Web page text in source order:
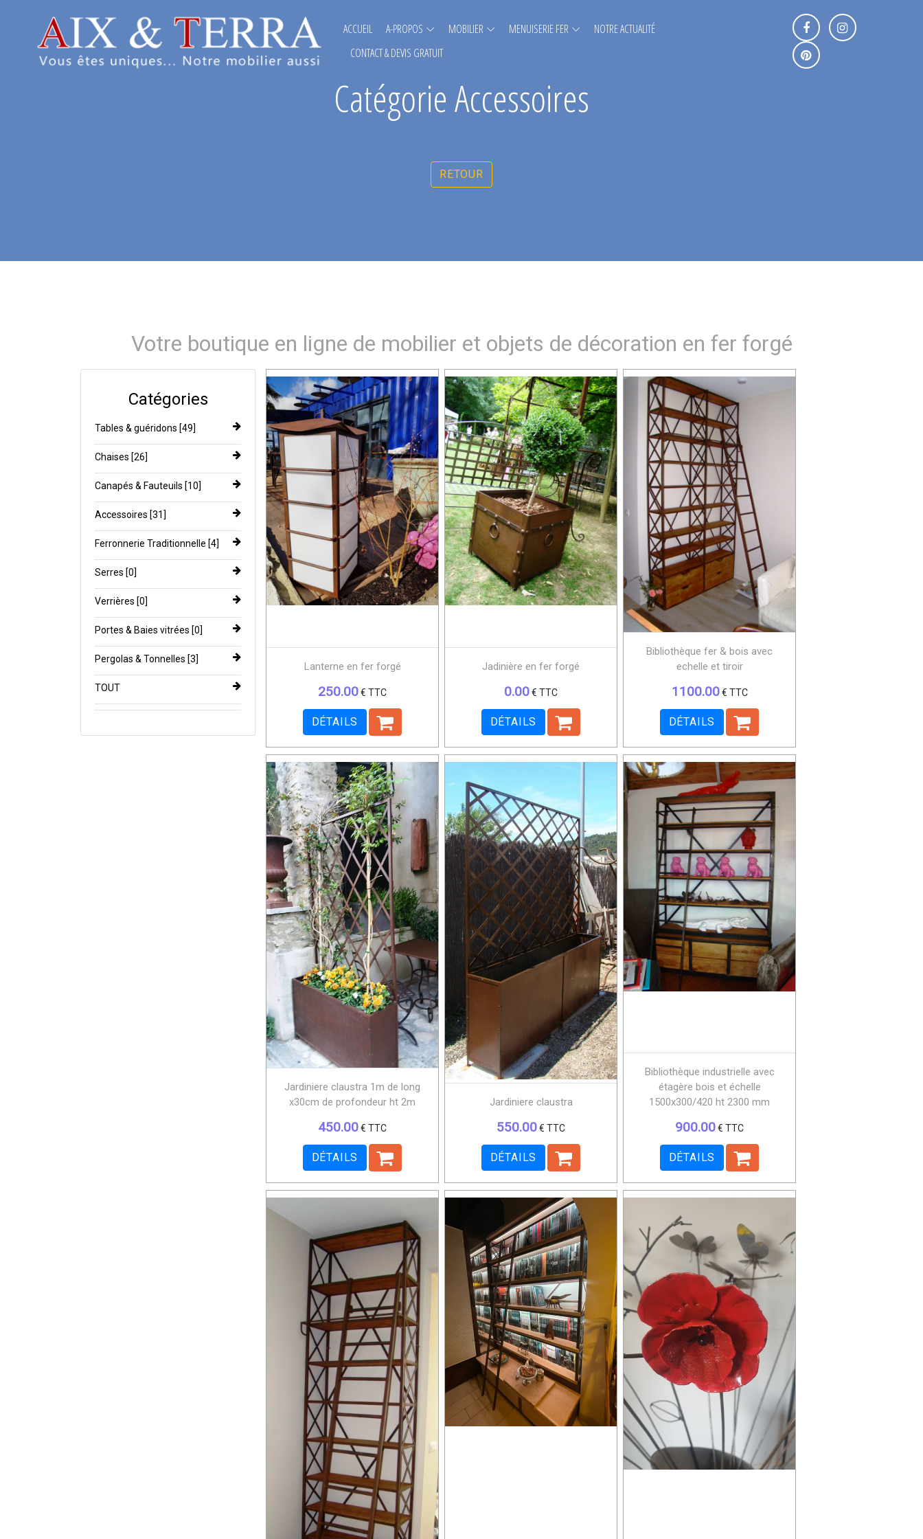
ACCUEIL A-PROPOS MOBILIER MENUISERIE FER
NOTRE ACTUALITÉ
CONTACT & DEVIS GRATUIT
Catégorie Accessoires
RETOUR
Votre boutique en ligne de mobilier et objets de décoration en fer forgé
Lanterne en fer forgé
250.00€ TTC
DÉTAILS
Jadinière en fer forgé
0.00€ TTC
DÉTAILS
Bibliothèque fer & bois avec
echelle et tiroir
1100.00€ TTC
DÉTAILS
Jardiniere claustra 1m de long
x30cm de profondeur ht 2m
450.00€ TTC
DÉTAILS
Jardiniere claustra
550.00€ TTC
DÉTAILS
Bibliothèque industrielle avec
étagère bois et échelle
1500x300/420 ht 2300 mm
900.00€ TTC
DÉTAILS
Catégories
Tables & guéridons [49]
Chaises [26]
Canapés & Fauteuils [10]
Accessoires [31]
Ferronnerie Traditionnelle [4]
Serres [0]
Verrières [0]
Portes & Baies vitrées [0]
Pergolas & Tonnelles [3]
TOUT